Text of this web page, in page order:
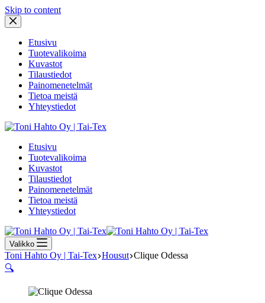
Skip to content
Etusivu
Tuotevalikoima
Kuvastot
Tilaustiedot
Painomenetelmät
Tietoa meistä
Yhteystiedot
Etusivu
Tuotevalikoima
Kuvastot
Tilaustiedot
Painomenetelmät
Tietoa meistä
Yhteystiedot
Valikko
Toni Hahto Oy | Tai-Tex Housut Clique Odessa
🔍